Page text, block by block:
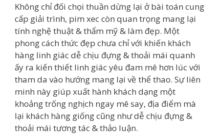
Không chỉ đối chọi thuần dừng lại ở bài toán cung
cấp giải trình, pim xec còn quan trọng mang lại
tính nghệ thuật & thẩm mỹ & làm đẹp. Một
phong cách thức đẹp chưa chỉ với khiến khách
hàng linh giác dễ chịu đựng & thoải mái quanh
ấy ra kiến thiết linh giác yêu đam mê hơn lúc với
tham da vào hướng mang lại về thể thao. Sự liên
minh này giúp xuất hành khách dạng một
khoảng trống nghịch ngay mê say, địa điểm mà
lại khách hàng giống cũng như dễ chịu đựng &
thoải mái tương tác & thảo luận.